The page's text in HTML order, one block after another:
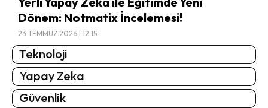
Dönem: Notmatix İncelemesi!
23 TEMMUZ 2026 | 12:15
Teknoloji
Yapay Zeka
Güvenlik